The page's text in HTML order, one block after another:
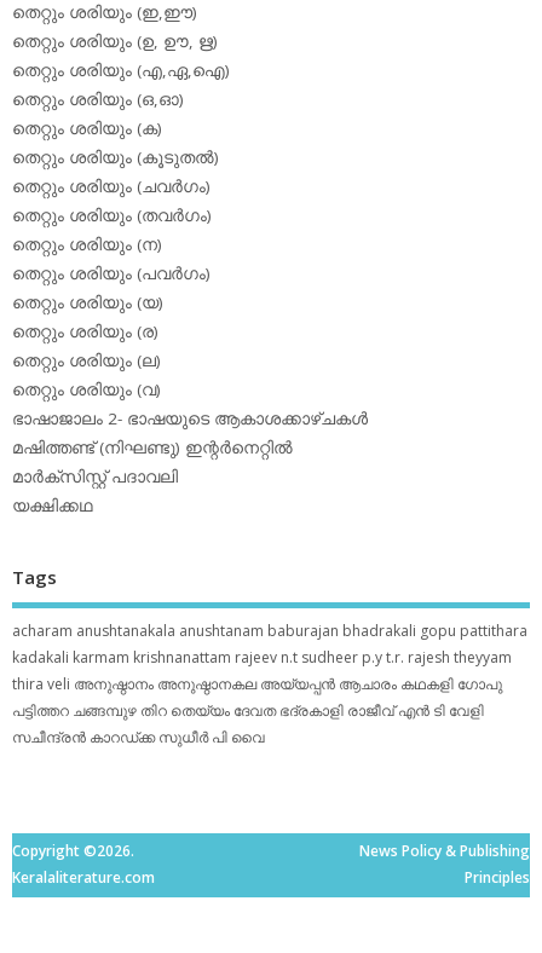
തെറ്റും ശരിയും (ഇ,ഈ)
തെറ്റും ശരിയും (ഉ, ഊ, ഋ)
തെറ്റും ശരിയും (എ,ഏ,ഐ)
തെറ്റും ശരിയും (ഒ,ഓ)
തെറ്റും ശരിയും (ക)
തെറ്റും ശരിയും (കൂടുതല്‍)
തെറ്റും ശരിയും (ചവര്‍ഗം)
തെറ്റും ശരിയും (തവര്‍ഗം)
തെറ്റും ശരിയും (ന)
തെറ്റും ശരിയും (പവര്‍ഗം)
തെറ്റും ശരിയും (യ)
തെറ്റും ശരിയും (ര)
തെറ്റും ശരിയും (ല)
തെറ്റും ശരിയും (വ)
ഭാഷാജാലം 2- ഭാഷയുടെ ആകാശക്കാഴ്ചകള്‍
മഷിത്തണ്ട് (നിഘണ്ടു) ഇന്റര്‍നെറ്റില്‍
മാര്‍ക്‌സിസ്റ്റ് പദാവലി
യക്ഷിക്കഥ
Tags
acharam anushtanakala anushtanam baburajan bhadrakali gopu pattithara
kadakali karmam krishnanattam rajeev n.t sudheer p.yt.r. rajesh theyyam
thira veli അനുഷ്ഠാനം അനുഷ്ഠാനകല അയ്യപ്പന്‍ ആചാരം കഥകളി ഗോപു
പട്ടിത്തറ ചങ്ങമ്പുഴ തിറ തെയ്യം ദേവത ഭദ്രകാളി രാജീവ് എൻ ടി വേളി
സചീന്ദ്രന്‍ കാറഡ്ക്ക സുധീര്‍ പി വൈ
Copyright ©2026.
Keralaliterature.com
News Policy & Publishing
Principles